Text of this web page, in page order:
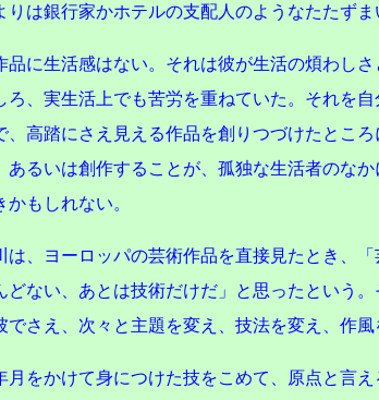
りは銀行家かホテルの支配人のようなたたずま
品に生活感はない。それは彼が生活の煩わし
ろ、実生活上でも苦労を重ねていた。それを自
、高踏にさえ見える作品を創りつづけたところ
あるいは創作することが、孤独な生活者のな
かもしれない。
は、ヨーロッパの芸術作品を直接見たとき、
どない、あとは技術だけだ」と思ったという
でさえ、次々と主題を変え、技法を変え、作風
月をかけて身につけた技をこめて、原点と言